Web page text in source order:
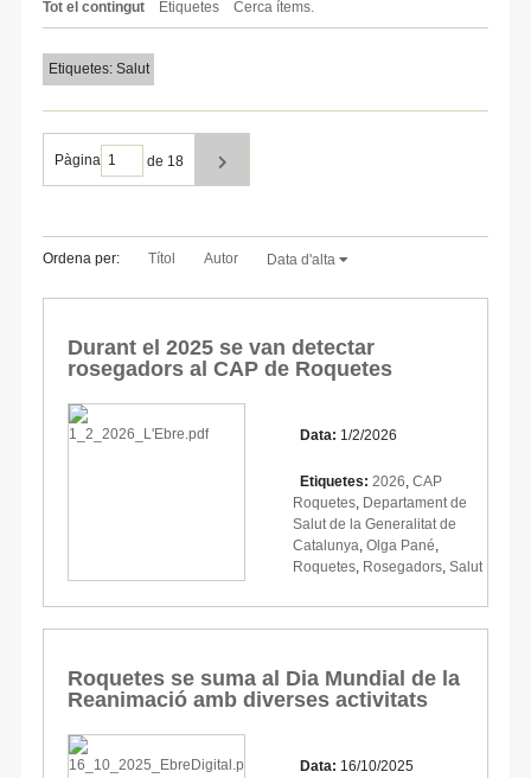
Tot el contingut Etiquetes Cerca ítems.
Etiquetes: Salut
Pàgina de 18
Ordena per: Títol Autor Data d'alta
Durant el 2025 se van detectar
rosegadors al CAP de Roquetes
Data: 1/2/2026
Etiquetes: 2026 CAP
Roquetes Departament de
Salut de la Generalitat de
Catalunya Olga Pané
Roquetes Rosegadors Salut
Roquetes se suma al Dia Mundial de la
Reanimació amb diverses activitats
Data: 16/10/2025